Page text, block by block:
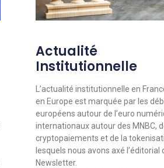
Actualité
Institutionnelle
L’actualité institutionnelle en
en Europe est marquée par les
européens autour de l’euro
internationaux autour des MNBC,
cryptopaiements et de la
lesquels nous avons axé l’éditorial
Newsletter.